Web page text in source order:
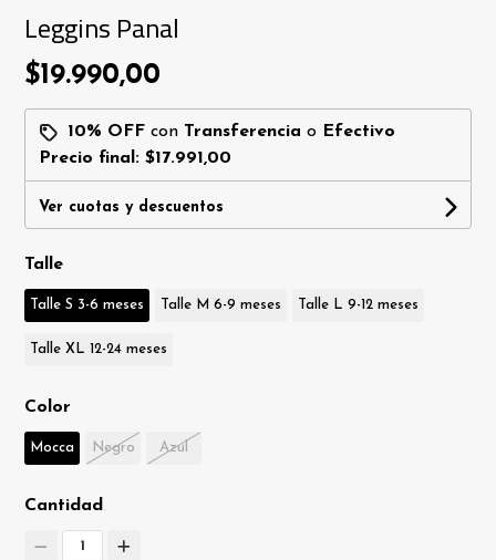
Leggins Panal
$19.990,00
10% OFF con Transferencia o Efectivo
Precio final:$17.991,00
Ver cuotas y descuentos
Talle
Talle S 3-6 meses Talle M 6-9 meses Talle L 9-12 meses
Talle XL 12-24 meses
Color
Mocca Negro Azul
Cantidad
1